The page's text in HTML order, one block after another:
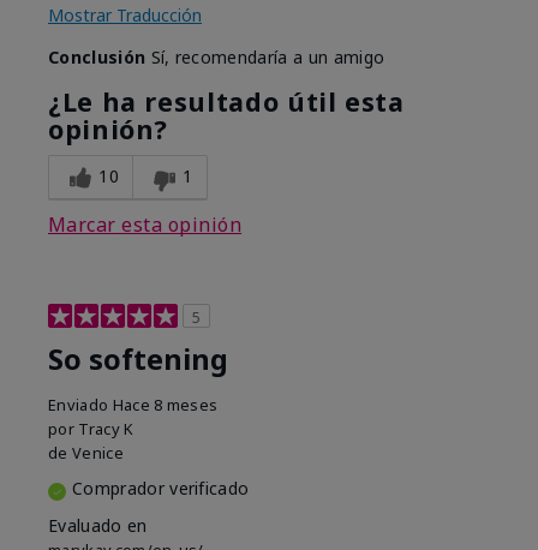
Mostrar Traducción
Conclusión Sí, recomendaría a un amigo
¿Le ha resultado útil esta
opinión?
10 1
Marcar esta opinión
5
So softening
Enviado Hace 8 meses
por Tracy K
de Venice
Comprador verificado
Evaluado en